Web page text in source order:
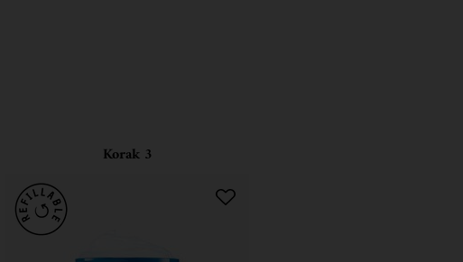
Korak 3